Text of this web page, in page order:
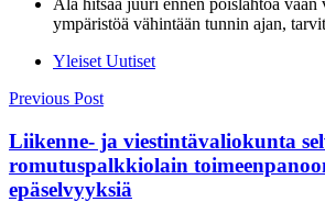
ympäristöä vähintään tunnin ajan,
Yleiset Uutiset
Post
navigation
Previous Post
Liikenne- ja viestintävaliokunta
romutuspalkkiolain
epäselvyyksiä